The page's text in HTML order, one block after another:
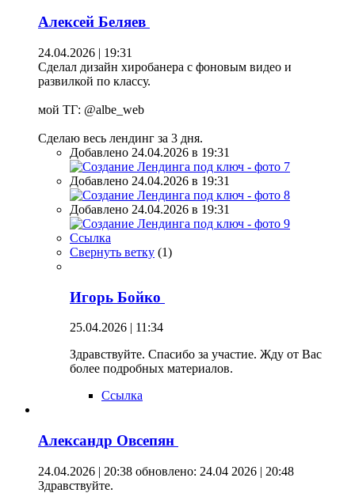
Алексей Беляев
24.04.2026 | 19:31
Сделал дизайн хиробанера с фоновым видео и
развилкой по классу.
мой ТГ: @albe_web
Сделаю весь лендинг за 3 дня.
Добавлено 24.04.2026 в 19:31
Добавлено 24.04.2026 в 19:31
Добавлено 24.04.2026 в 19:31
Ссылка
Свернуть ветку (1)
Игорь Бойко
25.04.2026 | 11:34
Здравствуйте. Спасибо за участие. Жду от Вас
более подробных материалов.
Ссылка
Александр Овсепян
24.04.2026 | 20:38 обновлено: 24.04 2026 | 20:48
Здравствуйте.